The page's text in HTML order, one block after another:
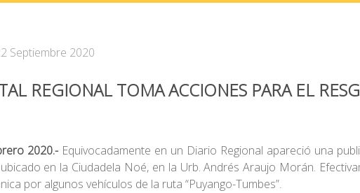
Septiembre 2020
REGIONAL TOMA ACCIONES PARA EL
2020.-Equivocadamente en un Diario Regional apareció una
en la Ciudadela Noé, en la Urb. Andrés Araujo Morán.
por algunos vehículos de la ruta “Puyango-Tumbes”.